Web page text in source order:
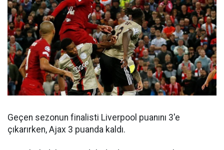
Geçen sezonun finalisti Liverpool puanını 3'e
çıkarırken, Ajax 3 puanda kaldı.